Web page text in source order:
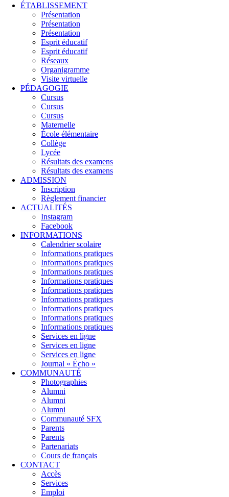
ÉTABLISSEMENT
Présentation
Présentation
Présentation
Esprit éducatif
Esprit éducatif
Réseaux
Organigramme
Visite virtuelle
PÉDAGOGIE
Cursus
Cursus
Cursus
Maternelle
École élémentaire
Collège
Lycée
Résultats des examens
Résultats des examens
ADMISSION
Inscription
Règlement financier
ACTUALITÉS
Instagram
Facebook
INFORMATIONS
Calendrier scolaire
Informations pratiques
Informations pratiques
Informations pratiques
Informations pratiques
Informations pratiques
Informations pratiques
Informations pratiques
Informations pratiques
Informations pratiques
Services en ligne
Services en ligne
Services en ligne
Journal « Écho »
COMMUNAUTÉ
Photographies
Alumni
Alumni
Alumni
Communauté SFX
Parents
Parents
Partenariats
Cours de français
CONTACT
Accès
Services
Emploi